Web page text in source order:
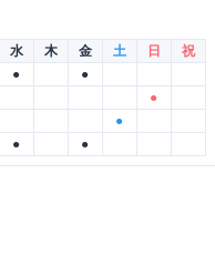
水 木 金 土 日
祝
●
●
●
●
● ●